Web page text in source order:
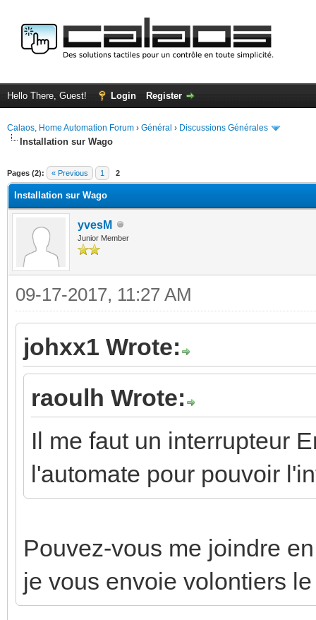
Hello There, Guest! Login Register
Calaos, Home Automation Forum › Général › Discussions Générales
Installation sur Wago
Pages (2): « Previous 1 2
Installation sur Wago
yvesM
Junior Member
09-17-2017, 11:27 AM
johxx1 Wrote:
raoulh Wrote:
Il me faut un interrupteur
l'automate pour pouvoir
Pouvez-vous me joindre
je vous envoie volontiers